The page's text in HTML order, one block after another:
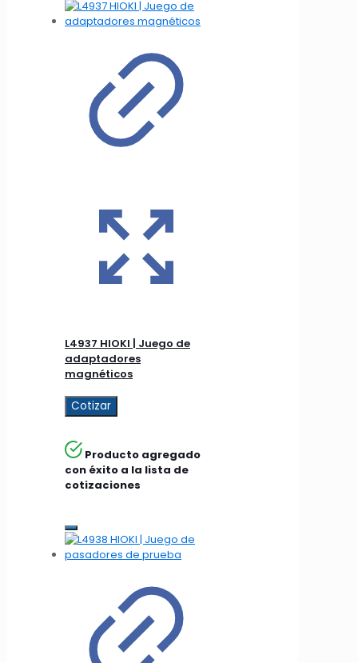
L4937 HIOKI | Juego de
adaptadores
magnéticos
Cotizar
Producto agregado
con éxito a la lista de
cotizaciones